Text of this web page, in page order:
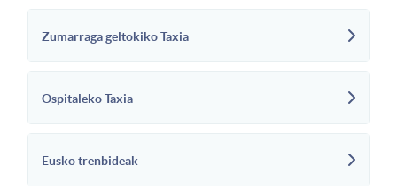
Zumarraga geltokiko Taxia
Ospitaleko Taxia
Eusko trenbideak